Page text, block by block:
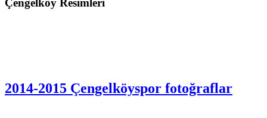
Çengelköy Resimleri
2014-2015 Çengelköyspor fotoğraflar